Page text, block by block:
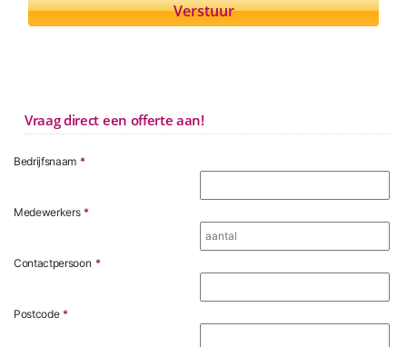
Vraag direct een offerte aan!
Bedrijfsnaam *
Medewerkers *
Contactpersoon *
Postcode *